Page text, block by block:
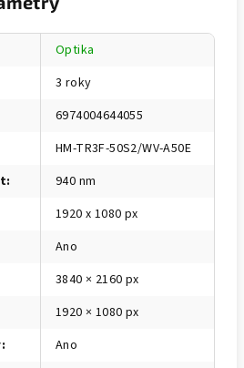
Optika
3 roky
6974004644055
HM-TR3F-50S2/WV-A50E
:
940 nm
1920 x 1080 px
Ano
3840 × 2160 px
1920 × 1080 px
:
Ano